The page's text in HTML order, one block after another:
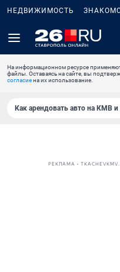
НЕДВИЖИМОСТЬ
На информационном ресурсе
файлы. Оставаясь на сайте, вы
согласиена их использование.
Как арендовать авто на КМВ и
РЕКЛАМА •